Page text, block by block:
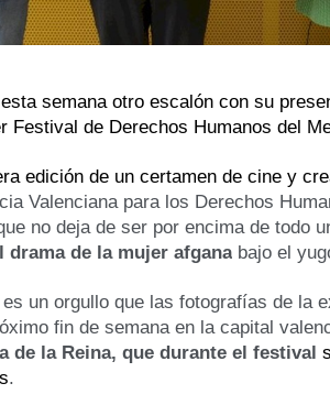
semana otro escalón con su
Festival de Derechos Humanos del
Valenciana para los Derechos
no deja de ser por encima de todo
drama de la mujer afgana bajo el
un orgullo que las fotografías de la
fin de semana en la capital
de la Reina, que durante el festival
.